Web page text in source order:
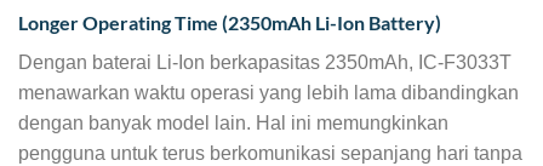
Longer Operating Time (2350mAh Li-Ion Battery)
Dengan baterai Li-Ion berkapasitas 2350mAh, IC-F3033T
menawarkan waktu operasi yang lebih lama dibandingkan
dengan banyak model lain. Hal ini memungkinkan
pengguna untuk terus berkomunikasi sepanjang hari tanpa